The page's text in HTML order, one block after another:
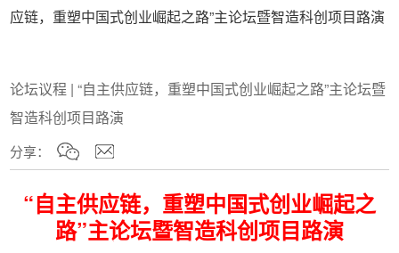
应链，重塑中国式创业崛起之路”主论坛暨智造科创项目路演
论坛议程 | “自主供应链，重塑中国式创业崛起之路”主论坛暨
智造科创项目路演
分享：
“自主供应链，重塑中国式创业崛起之
路”主论坛暨智造科创项目路演